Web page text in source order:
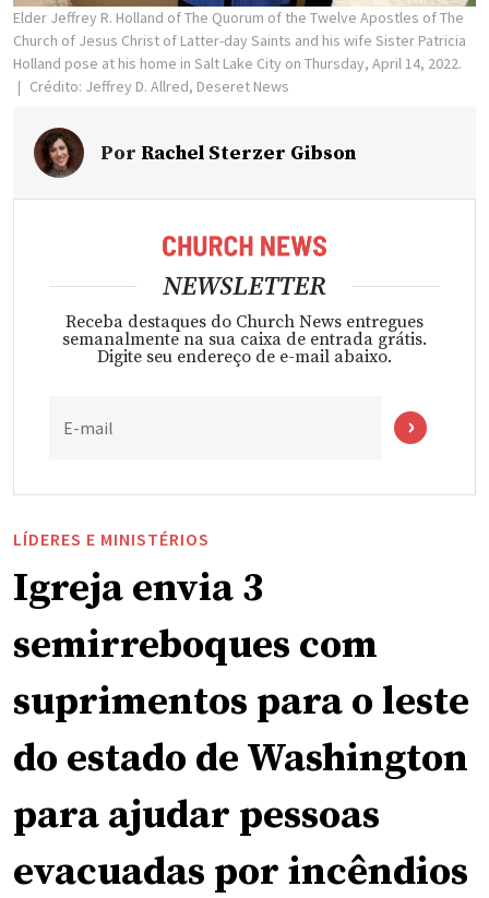
Elder Jeffrey R. Holland of The Quorum of the Twelve Apostles of The
Church of Jesus Christ of Latter-day Saints and his wife Sister Patricia
Holland pose at his home in Salt Lake City on Thursday, April 14, 2022.
Crédito: Jeffrey D. Allred, Deseret News
Por Rachel Sterzer Gibson
NEWSLETTER
Receba destaques do Church News entregues
semanalmente na sua caixa de entrada grátis.
Digite seu endereço de e-mail abaixo.
E-mail
LÍDERES E MINISTÉRIOS
Igreja envia 3
semirreboques com
suprimentos para o leste
do estado de Washington
para ajudar pessoas
evacuadas por incêndios